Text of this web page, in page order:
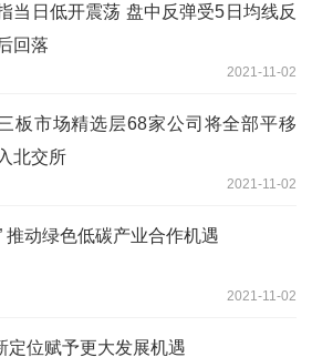
当日低开震荡 盘中反弹受5日均线反
回落
2021-11-02
板市场精选层68家公司将全部平移
北交所
2021-11-02
推动绿色低碳产业合作机遇
2021-11-02
定位赋予更大发展机遇